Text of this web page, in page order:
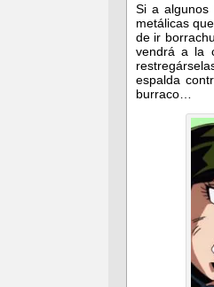
Si a algunos
metálicas
de ir
vendrá a la
espalda
burraco…